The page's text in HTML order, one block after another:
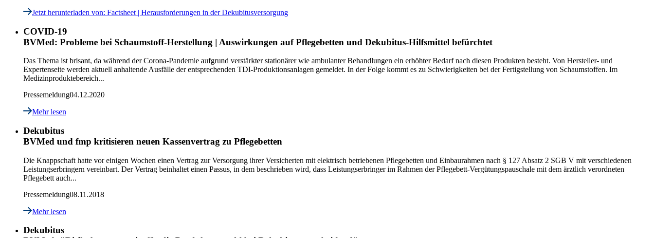
Jetzt herunterladen von: Factsheet | Herausforderungen in der Dekubitusversorgung
COVID-19
BVMed: Probleme bei Schaumstoff-Herstellung | Auswirkungen auf Pflegebetten und Dekubitus-Hilfsmittel befürchtet
Das Thema ist brisant, da während der Corona-Pandemie aufgrund verstärkter stationärer wie ambulanter Behandlungen ein erhöhter Bedarf nach diesen Produkten besteht. Von Hersteller- und
Expertenseite werden aktuell anhaltende Ausfälle der entsprechenden TDI-Produktionsanlagen gemeldet. In der Folge kommt es zu Schwierigkeiten bei der Fertigstellung von Schaumstoffen. Im
Medizinproduktebereich...
Pressemeldung04.12.2020
Mehr lesen
Dekubitus
BVMed und fmp kritisieren neuen Kassenvertrag zu Pflegebetten
Die Knappschaft hatte vor einigen Wochen einen Vertrag zur Versorgung ihrer Versicherten mit elektrisch betriebenen Pflegebetten und Einbaurahmen nach § 127 Absatz 2 SGB V mit verschiedenen
Leistungserbringern vereinbart. Der Vertrag beinhaltet einen Passus, in dem beschrieben wird, dass Leistungserbringer im Rahmen der Pflegebett-Vergütungspauschale mit dem ärztlich verordneten
Pflegebett auch...
Pressemeldung08.11.2018
Mehr lesen
Dekubitus